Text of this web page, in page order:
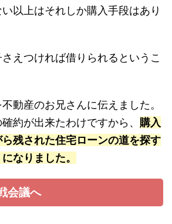
以上はそれしか購入手段はあり
えつければ借りられるというこ
動産のお兄さんに伝えました。
約が出来たわけですから、 購入
残された住宅ローンの道を探す
なりました。
会議へ